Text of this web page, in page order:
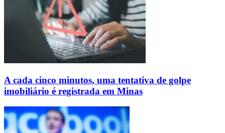
A cada cinco minutos, uma tentativa de golpe
imobiliário é registrada em Minas